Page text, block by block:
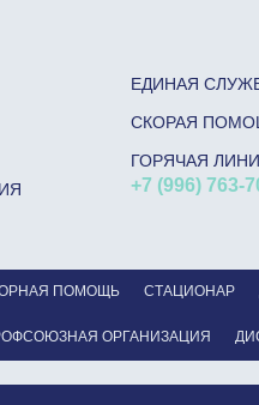
ПОМОЩЬ СТАЦИОНАР
ОРГАНИЗАЦИЯ
ЕДИНАЯ
СКОРАЯ
ГОРЯЧАЯ
+7 (996) 763-